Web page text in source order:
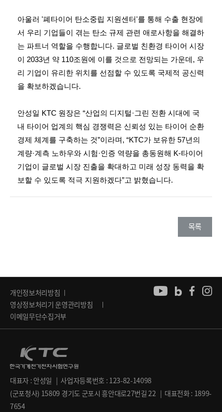
아울러 '폐타이어 탄소중립 지원센터'를 통해 수출 현장에
서 우리 기업들이 겪는 탄소 규제 관련 애로사항을 해결하
는 파트너 역할을 수행합니다. 글로벌 친환경 타이어 시장
이 2033년 약 110조원에 이를 것으로 전망되는 가운데, 우
리 기업이 유리한 위치를 선점할 수 있도록 국제적 공신력
을 확보하겠습니다.
안성일 KTC 원장은 “산업의 디지털·그린 전환 시대에 국
내 타이어 업계의 핵심 경쟁력은 신뢰성 있는 타이어 순환
경제 체계를 구축하는 것”이라며, “KTC가 보유한 57년의
계량·계측 노하우와 시험·인증 역량을 총동원해 K-타이어
기업이 글로벌 시장 진출을 확대하고 미래 성장 동력을 확
보할 수 있도록 적극 지원하겠다”고 밝혔습니다.
목록
개인정보처리방침
영상정보처리기 운영관리방침
이메일무단수집거부
대표자 : 안성일 | 사업자등록번호 : 123-82-14098
(군포청사) 15809 경기도 군포시 흥안대로27번길 22 | 대표전화 : 1899-
7654